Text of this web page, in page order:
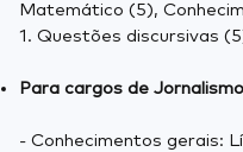
Matemático (5),
1. Questões discursivas
Para cargos de Jornalismo
- Conhecimentos gerais: